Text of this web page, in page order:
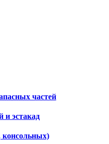
частей
и эстакад
консольных)